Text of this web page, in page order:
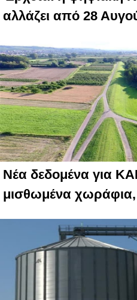
αλλάζει από 28
Νέα δεδομένα για
μισθωμένα χωράφια,